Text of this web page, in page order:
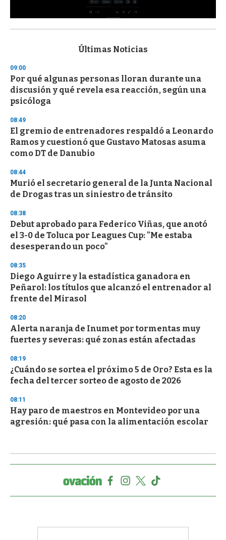
s
d
s
o
f
3
s
e
c
o
n
Últimas Noticias
09:00
Por qué algunas personas lloran durante una
discusión y qué revela esa reacción, según una
psicóloga
08:49
El gremio de entrenadores respaldó a Leonardo
Ramos y cuestionó que Gustavo Matosas asuma
como DT de Danubio
08:44
Murió el secretario general de la Junta Nacional
de Drogas tras un siniestro de tránsito
08:38
Debut aprobado para Federico Viñas, que anotó
el 3-0 de Toluca por Leagues Cup: "Me estaba
desesperando un poco"
08:35
Diego Aguirre y la estadística ganadora en
Peñarol: los títulos que alcanzó el entrenador al
frente del Mirasol
08:20
Alerta naranja de Inumet por tormentas muy
fuertes y severas: qué zonas están afectadas
08:19
¿Cuándo se sortea el próximo 5 de Oro? Esta es la
fecha del tercer sorteo de agosto de 2026
08:11
Hay paro de maestros en Montevideo por una
agresión: qué pasa con la alimentación escolar